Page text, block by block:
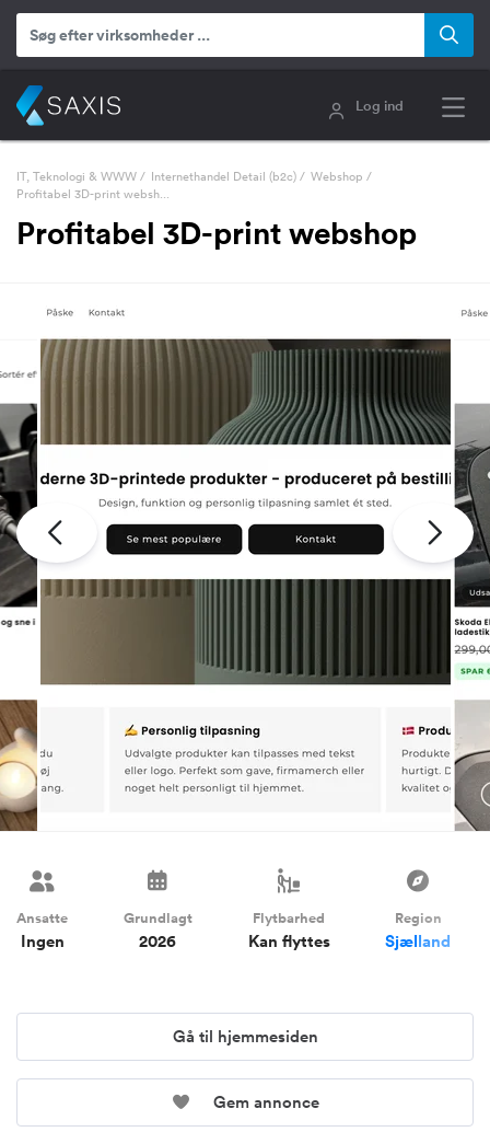
Log ind
IT, Teknologi & WWW/ Internethandel Detail (b2c)/ Webshop /
Profitabel 3D-print websh...
Profitabel 3D-print webshop
Ansatte
Ingen
Grundlagt
2026
Flytbarhed
Kan flyttes
Region
Sjælland
Gå til hjemmesiden
Gem annonce